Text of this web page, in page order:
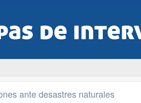
ante desastres naturales